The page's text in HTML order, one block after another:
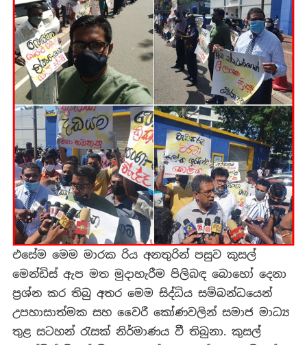
එසේම මෙම මාරක රිය අනතුරින් පසුව කුසල්
මෙන්ඩිස් ඇප මත මුදාහැරීම පිලිබඳ බොහෝ දෙනා
ප්‍රශ්න කර තිබු අතර මෙම සිද්ධිය සම්බන්ධයෙන්
උපහාසාත්මක සහ වෛරී කෝණවලින් සමාජ මාධ්‍ය
තුළ සටහන් රැසක් නිර්මාණය වී තිබුනා. කුසල්